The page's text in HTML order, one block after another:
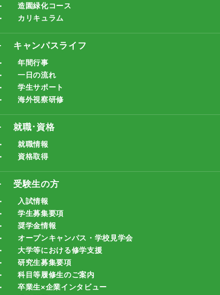
造園緑化コース
カリキュラム
キャンパスライフ
年間行事
一日の流れ
学生サポート
海外視察研修
就職･資格
就職情報
資格取得
受験生の方
入試情報
学生募集要項
奨学金情報
オープンキャンパス・学校見学会
大学等における修学支援
研究生募集要項
科目等履修生のご案内
卒業生×企業インタビュー